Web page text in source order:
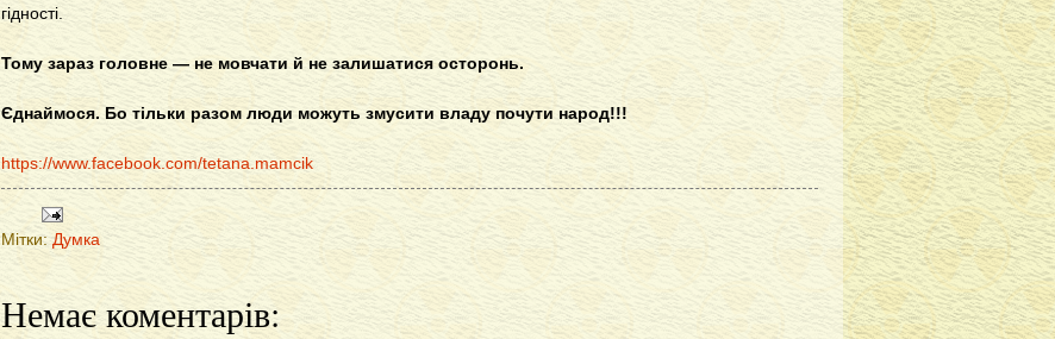
гідності.
Тому зараз головне — не мовчати й не залишатися осторонь.
Єднаймося. Бо тільки разом люди можуть змусити владу почути народ!!!
https://www.facebook.com/tetana.mamcik
Мітки: Думка
Немає коментарів: